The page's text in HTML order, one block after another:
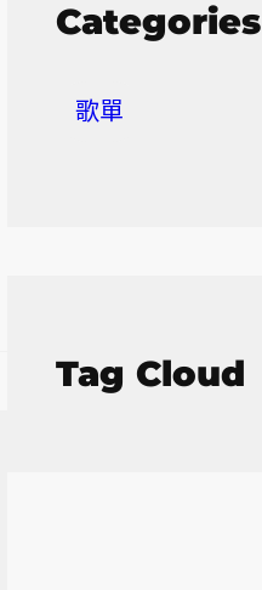
Categories
歌單
Tag Cloud